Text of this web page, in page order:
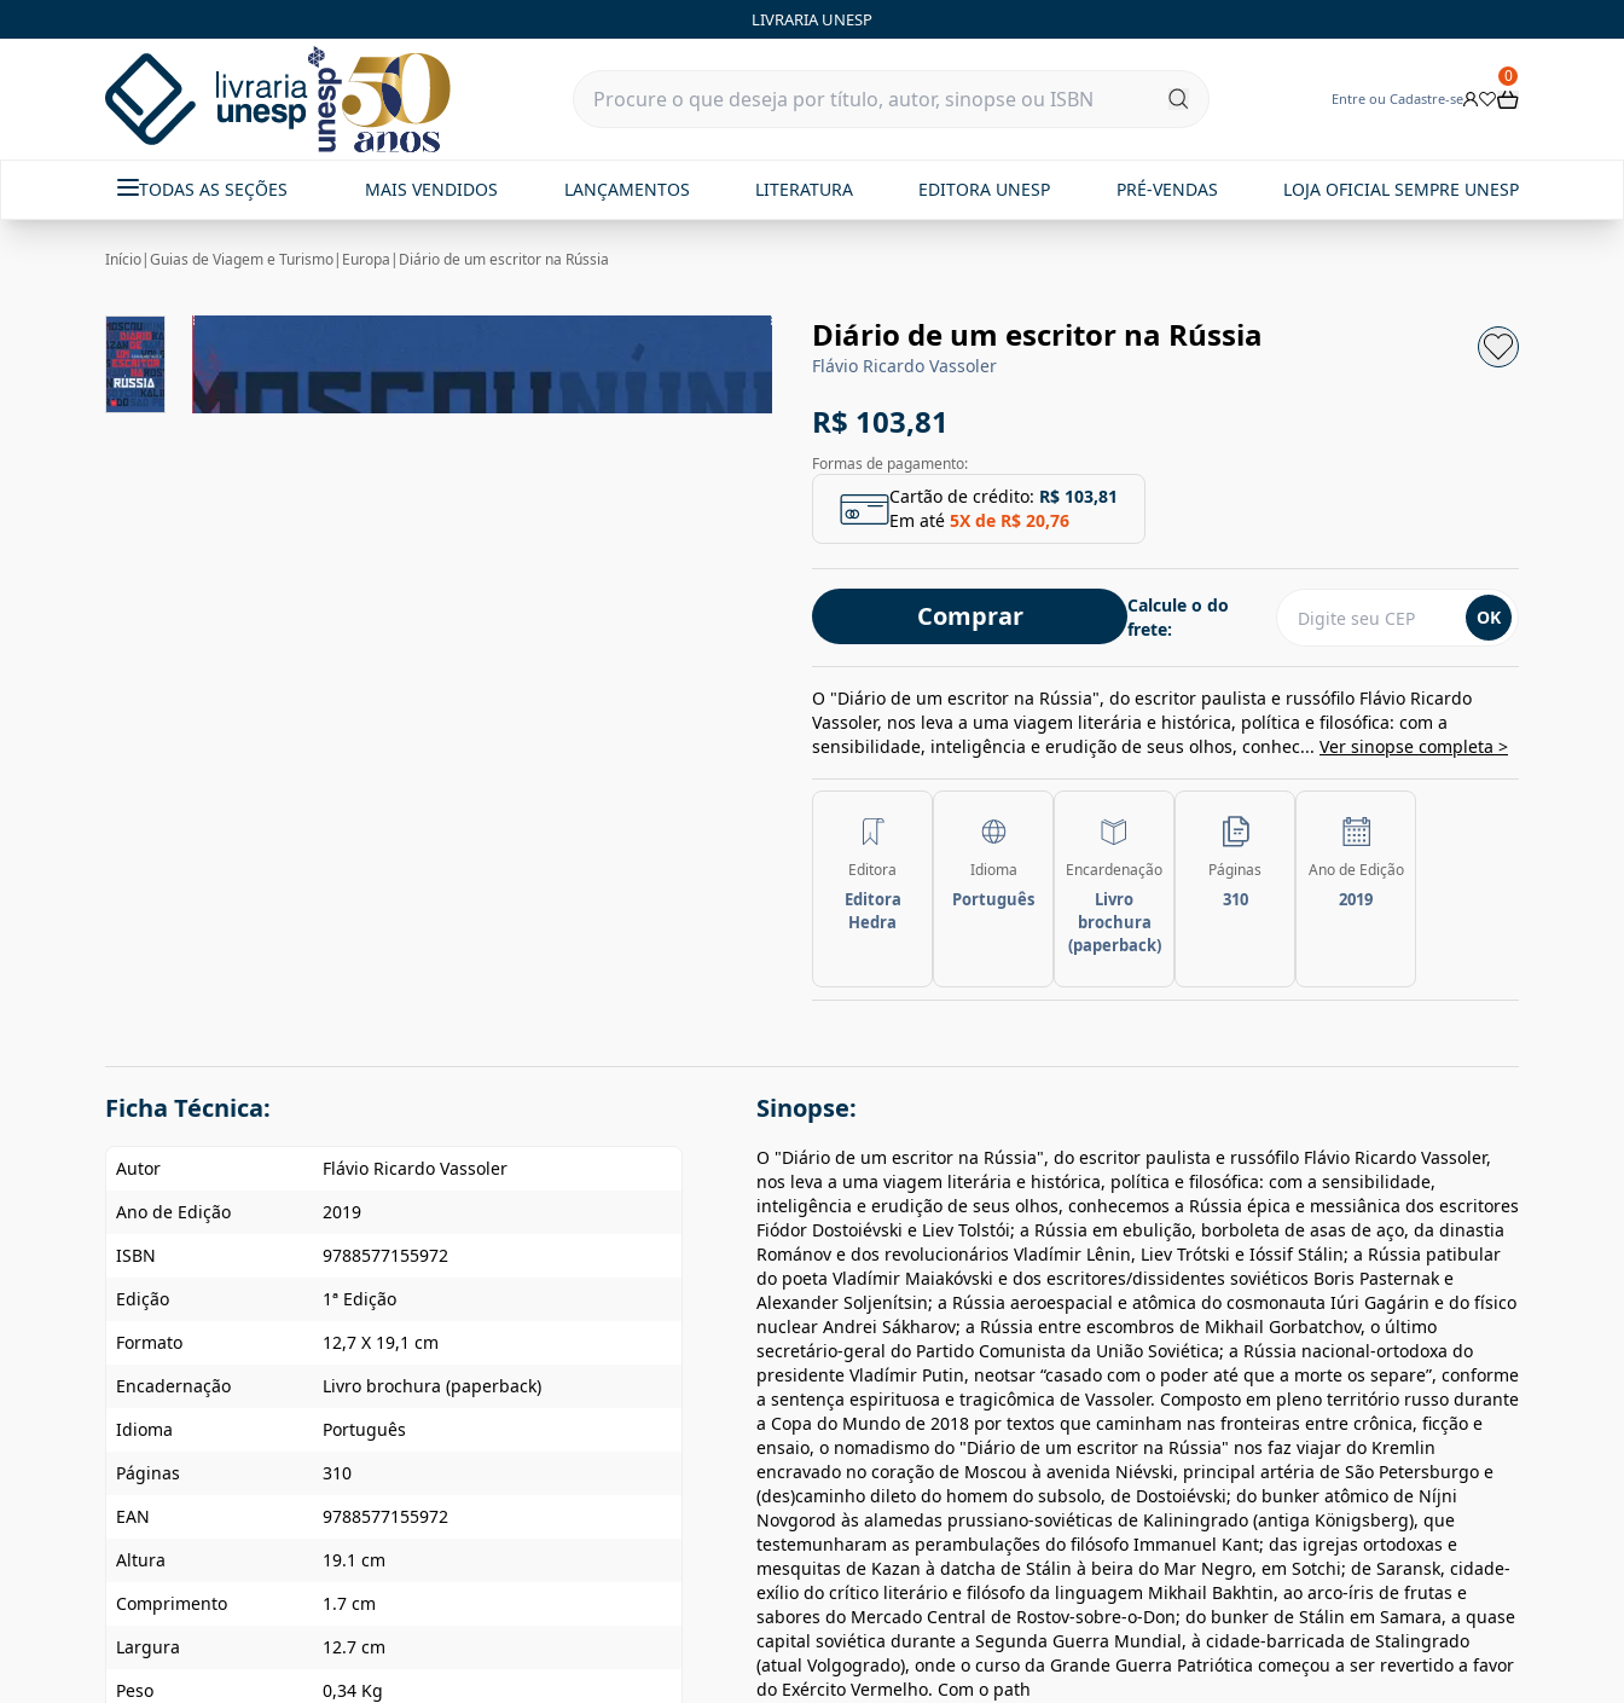
LIVRARIA UNESP
Entre ou Cadastre-se
0
TODAS AS SEÇÕES MAIS VENDIDOS LANÇAMENTOS LITERATURA EDITORA UNESP PRÉ-VENDAS LOJA OFICIAL SEMPRE UNESP
Início|Guias de Viagem e Turismo| Europa | Diário de um escritor na Rússia
Diário de um escritor na Rússia
Flávio Ricardo Vassoler
R$ 103,81
Formas de pagamento:
Cartão de crédito: R$ 103,81
Em até 5X de R$ 20,76
Comprar
Calcule o do
frete:
OK
O "Diário de um escritor na Rússia", do escritor paulista e russófilo Flávio Ricardo
Vassoler, nos leva a uma viagem literária e histórica, política e filosófica: com a
sensibilidade, inteligência e erudição de seus olhos, conhec... Ver sinopse completa >
Editora
Editora
Hedra
Idioma
Português
Encardenação
Livro
brochura
(paperback)
Páginas
310
Ano de Edição
2019
Ficha Técnica:
Autor
Flávio Ricardo Vassoler
Ano de Edição
2019
ISBN
9788577155972
Edição
1ª Edição
Formato
12,7 X 19,1 cm
Encadernação
Livro brochura (paperback)
Idioma
Português
Páginas
310
EAN
9788577155972
Altura
19.1 cm
Comprimento
1.7 cm
Largura
12.7 cm
Peso
0,34 Kg
Sinopse:
O "Diário de um escritor na Rússia", do escritor paulista e russófilo Flávio Ricardo Vassoler,
nos leva a uma viagem literária e histórica, política e filosófica: com a sensibilidade,
inteligência e erudição de seus olhos, conhecemos a Rússia épica e messiânica dos escritores
Fiódor Dostoiévski e Liev Tolstói; a Rússia em ebulição, borboleta de asas de aço, da dinastia
Románov e dos revolucionários Vladímir Lênin, Liev Trótski e Ióssif Stálin; a Rússia patibular
do poeta Vladímir Maiakóvski e dos escritores/dissidentes soviéticos Boris Pasternak e
Alexander Soljenítsin; a Rússia aeroespacial e atômica do cosmonauta Iúri Gagárin e do físico
nuclear Andrei Sákharov; a Rússia entre escombros de Mikhail Gorbatchov, o último
secretário-geral do Partido Comunista da União Soviética; a Rússia nacional-ortodoxa do
presidente Vladímir Putin, neotsar “casado com o poder até que a morte os separe”, conforme
a sentença espirituosa e tragicômica de Vassoler. Composto em pleno território russo durante
a Copa do Mundo de 2018 por textos que caminham nas fronteiras entre crônica, ficção e
ensaio, o nomadismo do "Diário de um escritor na Rússia" nos faz viajar do Kremlin
encravado no coração de Moscou à avenida Niévski, principal artéria de São Petersburgo e
(des)caminho dileto do homem do subsolo, de Dostoiévski; do bunker atômico de Níjni
Novgorod às alamedas prussiano-soviéticas de Kaliningrado (antiga Königsberg), que
testemunharam as perambulações do filósofo Immanuel Kant; das igrejas ortodoxas e
mesquitas de Kazan à datcha de Stálin à beira do Mar Negro, em Sotchi; de Saransk, cidade-
exílio do crítico literário e filósofo da linguagem Mikhail Bakhtin, ao arco-íris de frutas e
sabores do Mercado Central de Rostov-sobre-o-Don; do bunker de Stálin em Samara, a quase
capital soviética durante a Segunda Guerra Mundial, à cidade-barricada de Stalingrado
(atual Volgogrado), onde o curso da Grande Guerra Patriótica começou a ser revertido a favor
do Exército Vermelho. Com o path